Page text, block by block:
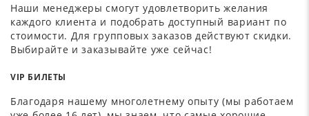
Наши менеджеры смогут удовлетворить желания
каждого клиента и подобрать доступный вариант по
стоимости. Для групповых заказов действуют скидки.
Выбирайте и заказывайте уже сейчас!
VIP БИЛЕТЫ
Благодаря нашему многолетнему опыту (мы работаем